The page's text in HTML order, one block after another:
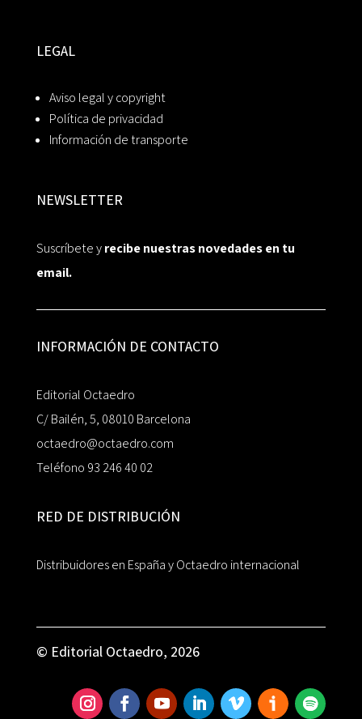
LEGAL
Aviso legal y copyright
Política de privacidad
Información de transporte
NEWSLETTER
Suscríbete yrecibe nuestras novedades en tu
email.
INFORMACIÓN DE CONTACTO
Editorial Octaedro
C/ Bailén, 5, 08010 Barcelona
octaedro@octaedro.com
Teléfono 93 246 40 02
RED DE DISTRIBUCIÓN
Distribuidores en España y Octaedro internacional
© Editorial Octaedro, 2026